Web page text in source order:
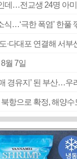
데…전교생 24명 아
식…‘극한 폭염’ 한풀
·다대포 연결해 서부
월 7일
경유지’ 된 부산…우
항으로 확정, 해양